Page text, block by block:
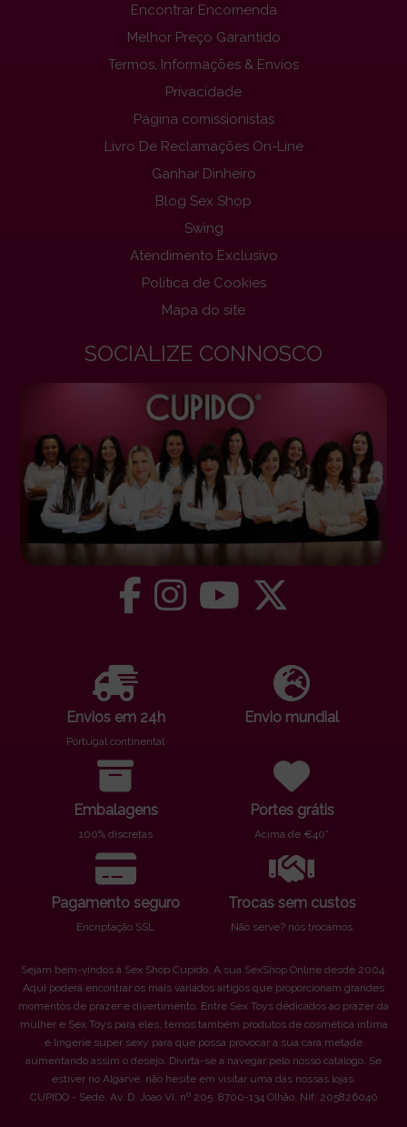
Encontrar Encomenda
Melhor Preço Garantido
Termos, Informações & Envios
Privacidade
Página comissionistas
Livro De Reclamações On-Line
Ganhar Dinheiro
Blog Sex Shop
Swing
Atendimento Exclusivo
Politica de Cookies
Mapa do site
SOCIALIZE CONNOSCO
Envios em 24h
Portugal continental
Envio mundial
Embalagens
100% discretas
Portes grátis
Acima de €40*
Pagamento seguro
Encriptação SSL
Trocas sem custos
Não serve? nós trocamos
Sejam bem-vindos à Sex Shop Cupido. A sua SexShop Online desde 2004.
Aqui poderá encontrar os mais variados artigos que proporcionam grandes
momentos de prazer e divertimento. Entre Sex Toys dedicados ao prazer da
mulher e Sex Toys para eles, temos também produtos de cosmética íntima
e lingerie super sexy para que possa provocar a sua cara metade
aumentando assim o desejo. Divirta-se a navegar pelo nosso catálogo. Se
estiver no Algarve, não hesite em visitar uma das nossas lojas.
CUPIDO - Sede: Av. D. Joao VI, nº 205. 8700-134 Olhão. Nif: 205826040